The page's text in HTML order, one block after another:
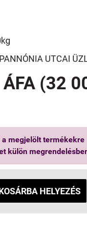
UTCAI
(32
a megjelölt termékekre
külön
HELYEZÉS